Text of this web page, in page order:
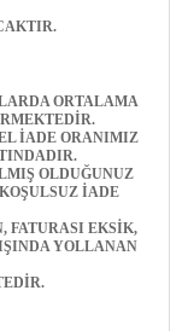
ORTALAMA
İADE ORANIMIZ
OLDUĞUNUZ
İADE
FATURASI EKSİK,
YOLLANAN